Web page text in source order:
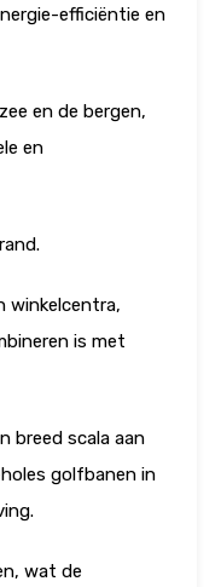
efficiëntie en
en de bergen,
en
winkelcentra,
is met
breed scala aan
golfbanen in
wat de